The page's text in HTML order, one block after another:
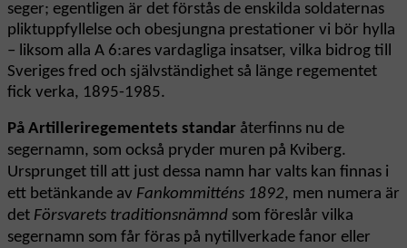
seger; egentligen är det förstås de enskilda soldaternas
pliktuppfyllelse och obesjungna prestationer vi bör hylla
– liksom alla A 6:ares vardagliga insatser, vilka bidrog till
Sveriges fred och självständighet så länge regementet
fick verka, 1895-1985.
På Artilleriregementets standar återfinns nu de
segernamn, som också pryder muren på Kviberg.
Ursprunget till att just dessa namn har valts kan finnas i
ett betänkande av Fankommitténs 1892, men numera är
det Försvarets traditionsnämnd som föreslår vilka
segernamn som får föras på nytillverkade fanor eller